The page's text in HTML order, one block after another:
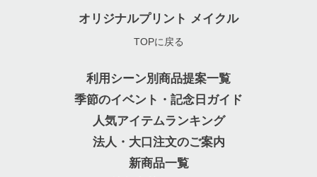
オリジナルプリント メイクル
TOPに戻る
利用シーン別商品提案一覧
季節のイベント・記念日ガイド
人気アイテムランキング
法人・大口注文のご案内
新商品一覧